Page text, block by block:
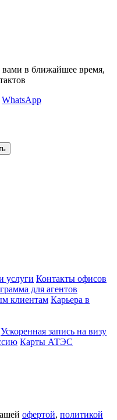
в ближайшее время,
WhatsApp
услуги Контакты офисов
для агентов
клиентам Карьера в
Ускоренная запись на визу
Карты АТЭС
офертой, политикой